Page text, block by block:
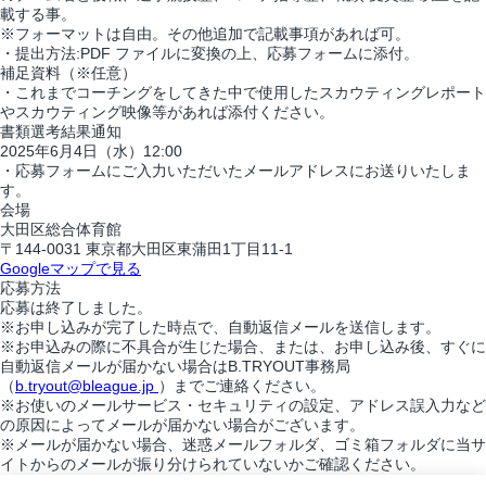
載する事。
※フォーマットは自由。その他追加で記載事項があれば可。
・提出方法:PDF ファイルに変換の上、応募フォームに添付。
補足資料 （※任意）
・これまでコーチングをしてきた中で使用したスカウティングレポート
やスカウティング映像等があれば添付ください。
書類選考結果通知
2025年6月4日（水）12:00
・応募フォームにご入力いただいたメールアドレスにお送りいたしま
す。
会場
大田区総合体育館
〒144-0031 東京都大田区東蒲田1丁目11-1
Googleマップで見る
応募方法
応募は終了しました。
※お申し込みが完了した時点で、自動返信メールを送信します。
※お申込みの際に不具合が生じた場合、または、お申し込み後、すぐに
自動返信メールが届かない場合はB.TRYOUT事務局
（b.tryout@bleague.jp ）までご連絡ください。
※お使いのメールサービス・セキュリティの設定、アドレス誤入力など
の原因によってメールが届かない場合がございます。
※メールが届かない場合、迷惑メールフォルダ、ゴミ箱フォルダに当サ
イトからのメールが振り分けられていないかご確認ください。